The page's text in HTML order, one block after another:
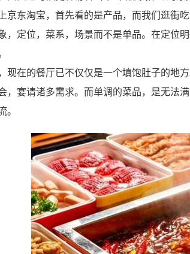
京东淘宝，首先看的是产品，而我们逛街
，定位，菜系，场景而不是单品。在定位
现在的餐厅已不仅仅是一个填饱肚子的地
，宴请诸多需求。而单调的菜品，是无法
。